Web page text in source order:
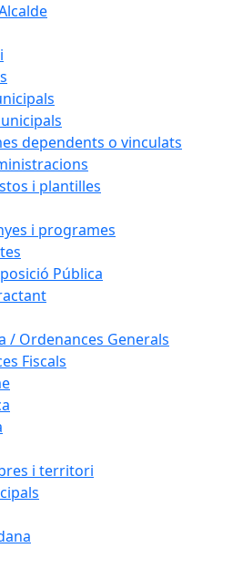
dependents o vinculats
i plantilles
i programes
Pública
/ Ordenances Generals
Fiscals
i territori